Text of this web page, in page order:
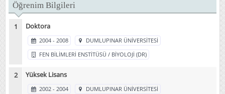
Öğrenim Bilgileri
Doktora
2004 - 2008
DUMLUPINAR ÜNİVERSİTESİ
FEN BİLİMLERİ ENSTİTÜSÜ / BİYOLOJİ (DR)
Yüksek Lisans
2002 - 2004
DUMLUPINAR ÜNİVERSİTESİ